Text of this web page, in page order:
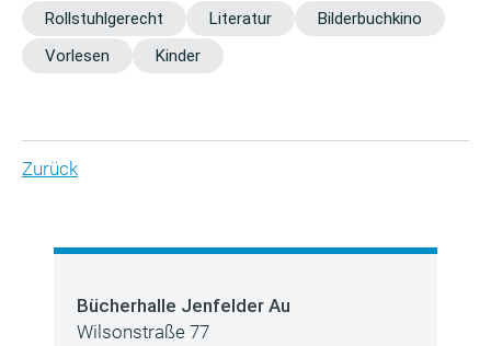
Rollstuhlgerecht Literatur
Bilderbuchkino
Vorlesen
Kinder
Zurück
Bücherhalle Jenfelder Au
Wilsonstraße 77